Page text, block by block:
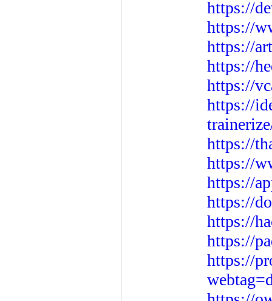
https://
https://
https://
https://
https://
https://
https://
https://
https://
https://
https://
https://
https://